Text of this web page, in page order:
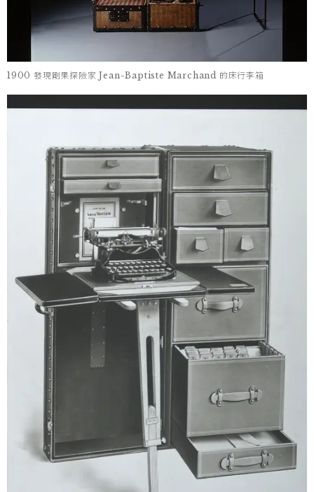
1900 發現剛果探險家 Jean-Baptiste Marchand 的床行李箱